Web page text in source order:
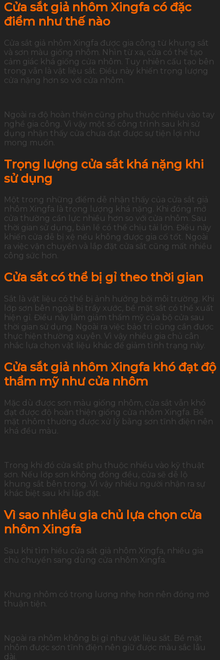
Cửa sắt giả nhôm Xingfa có đặc
điểm như thế nào
Cửa sắt giả nhôm Xingfa được gia công từ khung sắt
và sơn màu giống nhôm. Nhìn từ xa, cửa có thể tạo
cảm giác khá giống cửa nhôm. Tuy nhiên cấu tạo bên
trong vẫn là vật liệu sắt. Điều này khiến trọng lượng
cửa nặng hơn so với cửa nhôm.
Ngoài ra độ hoàn thiện cũng phụ thuộc nhiều vào tay
nghề gia công. Vì vậy một số công trình sau khi sử
dụng nhận thấy cửa chưa đạt được sự tiện lợi như
mong muốn.
Trọng lượng cửa sắt khá nặng khi
sử dụng
Một trong những điểm dễ nhận thấy của cửa sắt giả
nhôm Xingfa là trọng lượng khá nặng. Khi đóng mở
cửa thường cần lực nhiều hơn so với cửa nhôm. Sau
thời gian sử dụng, bản lề có thể chịu tải lớn. Điều này
khiến cửa dễ bị xệ nếu không được gia cố tốt. Ngoài
ra việc vận chuyển và lắp đặt cửa sắt cũng mất nhiều
công sức hơn.
Cửa sắt có thể bị gỉ theo thời gian
Sắt là vật liệu có thể bị ảnh hưởng bởi môi trường. Khi
lớp sơn bên ngoài bị trầy xước, bề mặt sắt có thể xuất
hiện gỉ. Điều này làm giảm thẩm mỹ của bộ cửa sau
thời gian sử dụng. Ngoài ra việc bảo trì cũng cần được
thực hiện thường xuyên. Vì vậy nhiều gia chủ cân
nhắc lựa chọn vật liệu khác để giảm tình trạng này.
Cửa sắt giả nhôm Xingfa khó đạt độ
thẩm mỹ như cửa nhôm
Mặc dù được sơn màu giống nhôm, cửa sắt vẫn khó
đạt được độ hoàn thiện giống cửa nhôm Xingfa. Bề
mặt nhôm thường được xử lý bằng sơn tĩnh điện nên
khá đều màu.
Trong khi đó cửa sắt phụ thuộc nhiều vào kỹ thuật
sơn. Nếu lớp sơn không đồng đều, cửa sẽ dễ lộ
khung sắt bên trong. Vì vậy nhiều người nhận ra sự
khác biệt sau khi lắp đặt.
Vì sao nhiều gia chủ lựa chọn cửa
nhôm Xingfa
Sau khi tìm hiểu cửa sắt giả nhôm Xingfa, nhiều gia
chủ chuyển sang dùng cửa nhôm Xingfa.
Khung nhôm có trọng lượng nhẹ hơn nên đóng mở
thuận tiện.
Ngoài ra nhôm không bị gỉ như vật liệu sắt. Bề mặt
nhôm được sơn tĩnh điện nên giữ được màu sắc lâu
dài.